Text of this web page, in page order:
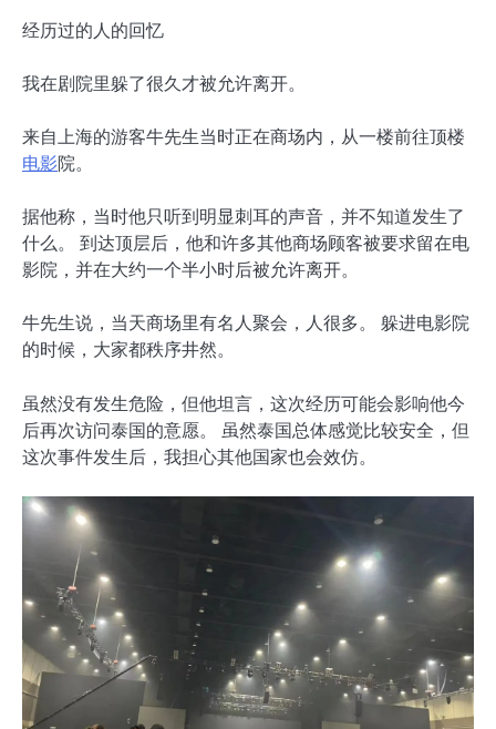
经历过的人的回忆
我在剧院里躲了很久才被允许离开。
来自上海的游客牛先生当时正在商场内，从一楼前往顶楼
电影院。
据他称，当时他只听到明显刺耳的声音，并不知道发生了
什么。 到达顶层后，他和许多其他商场顾客被要求留在电
影院，并在大约一个半小时后被允许离开。
牛先生说，当天商场里有名人聚会，人很多。 躲进电影院
的时候，大家都秩序井然。
虽然没有发生危险，但他坦言，这次经历可能会影响他今
后再次访问泰国的意愿。 虽然泰国总体感觉比较安全，但
这次事件发生后，我担心其他国家也会效仿。